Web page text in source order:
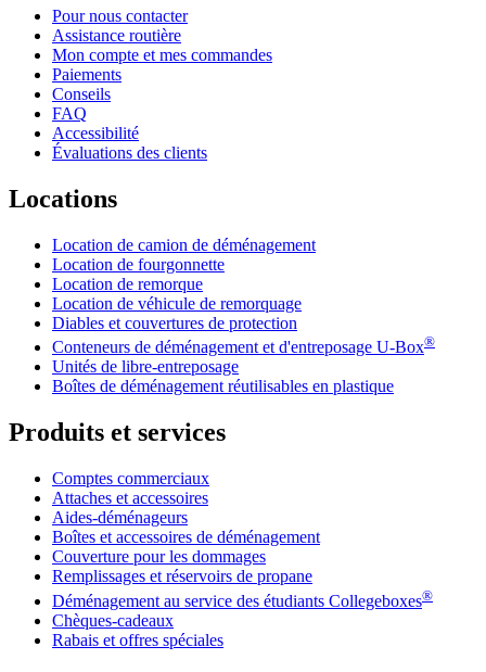
Pour nous contacter
Assistance routière
Mon compte et mes commandes
Paiements
Conseils
FAQ
Accessibilité
Évaluations des clients
Locations
Location de camion de déménagement
Location de fourgonnette
Location de remorque
Location de véhicule de remorquage
Diables et couvertures de protection
Conteneurs de déménagement et d'entreposage U-Box®
Unités de libre-entreposage
Boîtes de déménagement réutilisables en plastique
Produits et services
Comptes commerciaux
Attaches et accessoires
Aides-déménageurs
Boîtes et accessoires de déménagement
Couverture pour les dommages
Remplissages et réservoirs de propane
Déménagement au service des étudiants Collegeboxes®
Chèques-cadeaux
Rabais et offres spéciales